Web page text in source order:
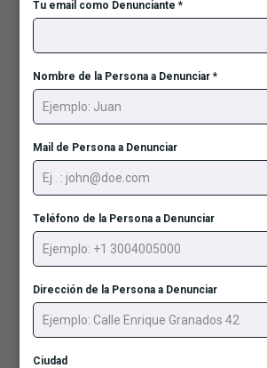
Tu email como Denunciante*
Nombre de la Persona a Denunciar*
Mail de Persona a Denunciar
Teléfono de la Persona a Denunciar
Dirección de la Persona a Denunciar
Ciudad